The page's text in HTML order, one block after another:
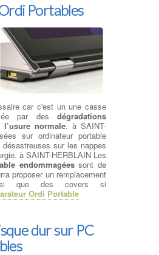
Portables
car c'est un une casse
par des dégradations
normale. à SAINT-
sur ordinateur portable
sur les nappes
à SAINT-HERBLAIN Les
endommagéessont de
proposer un remplacement
que des covers si
Ordi Portable
dur sur PC